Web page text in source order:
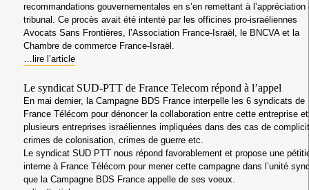
recommandations gouvernementales en s’en remettant à l’appréciation
tribunal. Ce procès avait été intenté par les officines pro-israéliennes
Avocats Sans Frontières, l’Association France-Israël, le BNCVA et la
Chambre de commerce France-Israël.
…lire l’article
Le syndicat SUD-PTT de France Telecom répond à l’appel
En mai dernier, la Campagne BDS France interpelle les 6 syndicats de
France Télécom pour dénoncer la collaboration entre cette entreprise et
plusieurs entreprises israéliennes impliquées dans des cas de
crimes de colonisation, crimes de guerre etc.
Le syndicat SUD PTT nous répond favorablement et propose une
interne à France Télécom pour mener cette campagne dans l’unité
que la Campagne BDS France appelle de ses voeux.